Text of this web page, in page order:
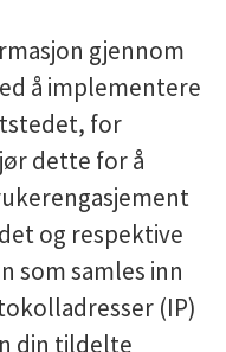
gjennom
å implementere
for
dette for å
og respektive
som samles inn
(IP)
din tildelte